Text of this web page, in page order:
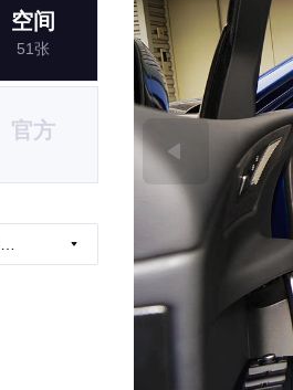
空间
51张
官方